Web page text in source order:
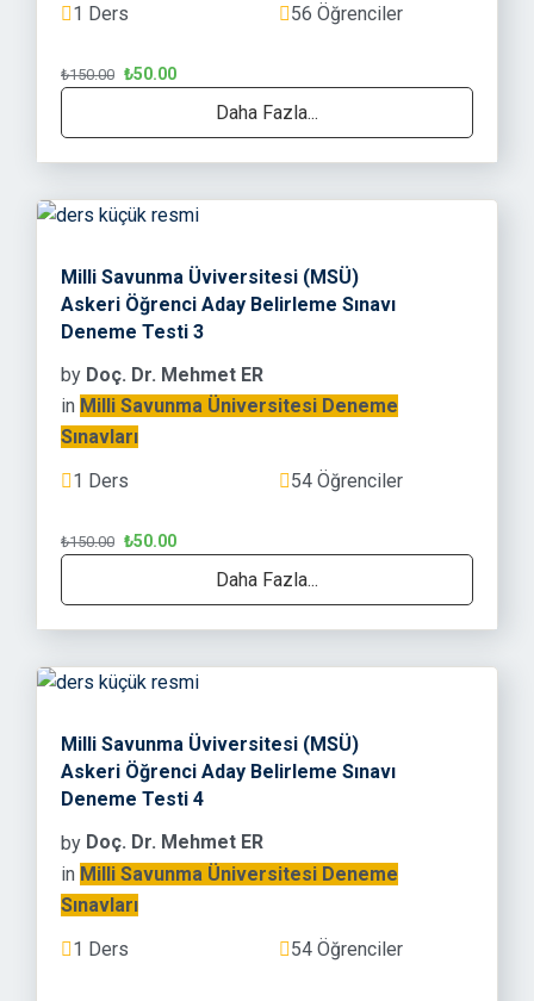
1 Ders
56 Öğrenciler
₺150.00 ₺50.00
Daha Fazla...
Milli Savunma Üviversitesi (MSÜ)
Askeri Öğrenci Aday Belirleme Sınavı
Deneme Testi 3
by Doç. Dr. Mehmet ER
in Milli Savunma Üniversitesi Deneme
Sınavları
1 Ders
54 Öğrenciler
₺150.00 ₺50.00
Daha Fazla...
Milli Savunma Üviversitesi (MSÜ)
Askeri Öğrenci Aday Belirleme Sınavı
Deneme Testi 4
by Doç. Dr. Mehmet ER
in Milli Savunma Üniversitesi Deneme
Sınavları
1 Ders
54 Öğrenciler